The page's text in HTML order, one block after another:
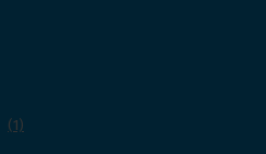
(1)